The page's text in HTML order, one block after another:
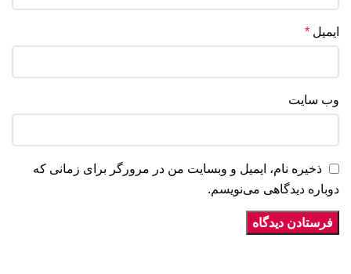
ایمیل *
وب‌ سایت
ذخیره نام، ایمیل و وبسایت من در مرورگر برای زمانی که
دوباره دیدگاهی می‌نویسم.